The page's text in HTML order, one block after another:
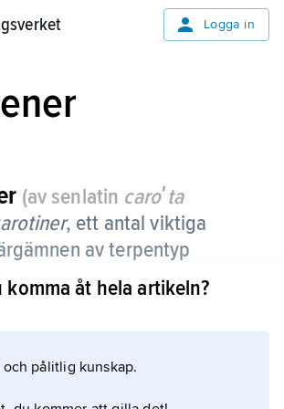
Logga in
(av senlatin caroʹta
, ett antal viktiga
av terpentyp
som strukturellt är
färger samt färgen hos
komma åt hela artikeln?
pålitlig kunskap.